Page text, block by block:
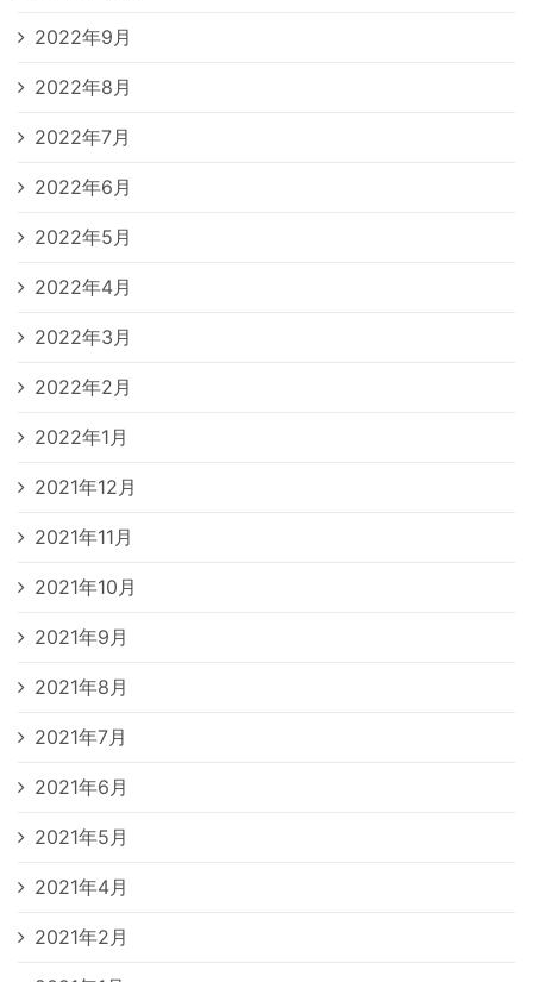
2022年9月
2022年8月
2022年7月
2022年6月
2022年5月
2022年4月
2022年3月
2022年2月
2022年1月
2021年12月
2021年11月
2021年10月
2021年9月
2021年8月
2021年7月
2021年6月
2021年5月
2021年4月
2021年2月